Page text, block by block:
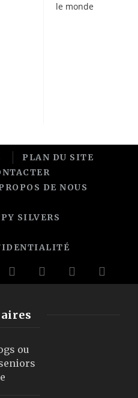
le monde
PLAN DU SITE
DE NOUS
SILVERS
ou